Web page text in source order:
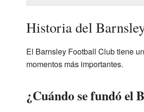
Historia del
El Barnsley Football Club tiene
momentos más importantes.
¿Cuándo se fundó el